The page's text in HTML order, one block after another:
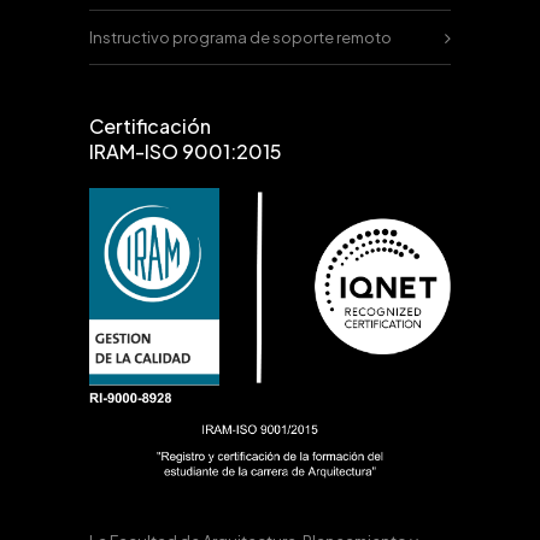
Instructivo programa de soporte remoto
Certificación
IRAM-ISO 9001:2015